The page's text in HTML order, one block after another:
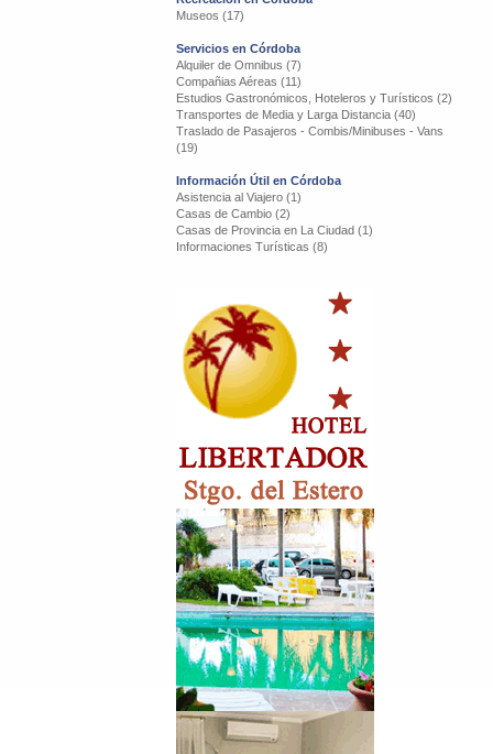
Museos (17)
Servicios en Córdoba
Alquiler de Omnibus (7)
Compañias Aéreas (11)
Estudios Gastronómicos, Hoteleros y Turísticos (2)
Transportes de Media y Larga Distancia (40)
Traslado de Pasajeros - Combis/Minibuses - Vans
(19)
Información Útil en Córdoba
Asistencia al Viajero (1)
Casas de Cambio (2)
Casas de Provincia en La Ciudad (1)
Informaciones Turísticas (8)